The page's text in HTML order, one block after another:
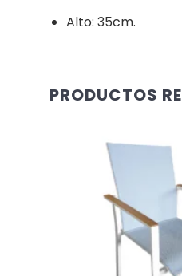
Alto: 35cm.
PRODUCTOS